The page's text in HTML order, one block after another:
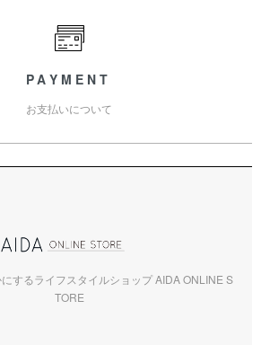
PAYMENT
お支払いについて
するライフスタイルショップ AIDA ONLINE S
TORE